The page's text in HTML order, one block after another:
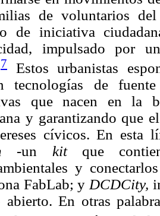
de voluntarios
de iniciativa
impulsado por
7
Estos urbanistas
tecnologías de
que nacen en la
y garantizando que
cívicos. En esta
-un kitque
y
FabLab; yDCDCity,
abierto. En otras